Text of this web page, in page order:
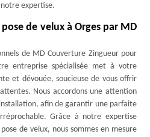
notre expertise.
de velux à Orges par MD
de MD Couverture Zingueur pour
entreprise spécialisée met à votre
et dévouée, soucieuse de vous offrir
Nous accordons une attention
afin de garantir une parfaite
Grâce à notre expertise
de velux, nous sommes en mesure